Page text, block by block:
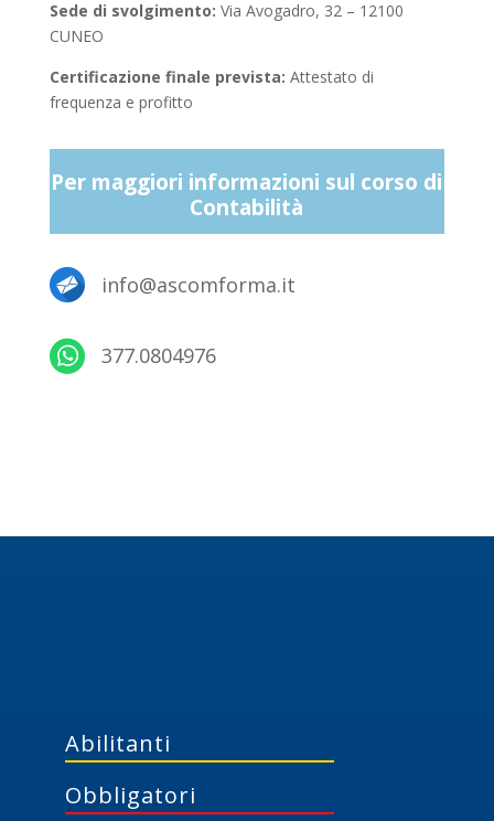
Sede di svolgimento: Via Avogadro, 32 – 12100
CUNEO
Certificazione finale prevista: Attestato di
frequenza e profitto
Per maggiori informazioni sul corso di
Contabilità
info@ascomforma.it
377.0804976
Abilitanti
Obbligatori